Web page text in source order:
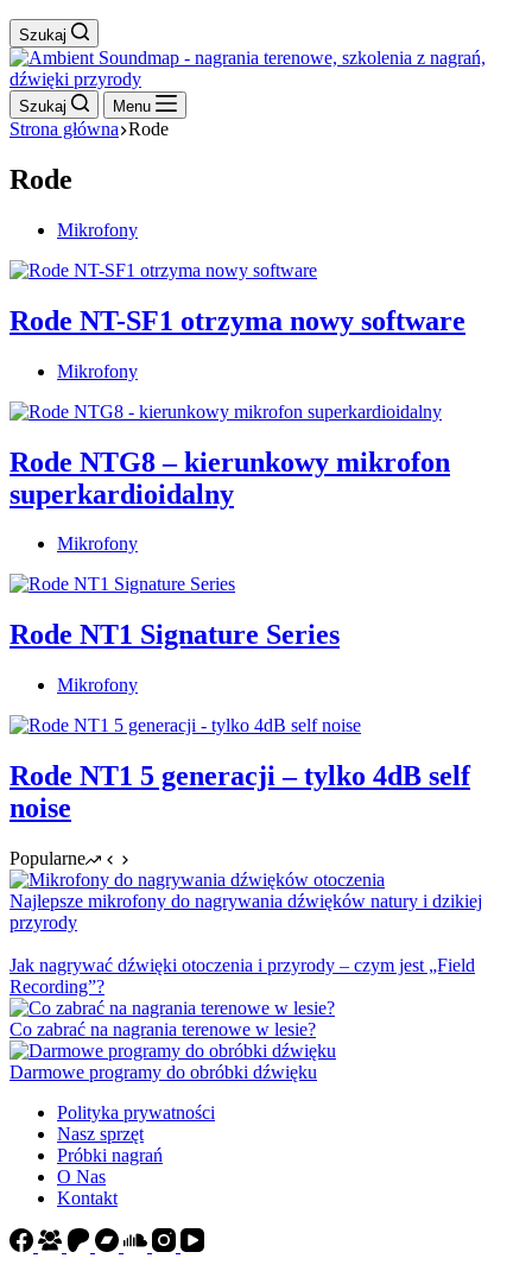
Szukaj
Szukaj Menu
Strona główna Rode
Rode
Mikrofony
Rode NT-SF1 otrzyma nowy software
Mikrofony
Rode NTG8 – kierunkowy mikrofon
superkardioidalny
Mikrofony
Rode NT1 Signature Series
Mikrofony
Rode NT1 5 generacji – tylko 4dB self
noise
Popularne
Najlepsze mikrofony do nagrywania dźwięków natury i dzikiej
przyrody
Jak nagrywać dźwięki otoczenia i przyrody – czym jest „Field
Recording”?
Co zabrać na nagrania terenowe w lesie?
Darmowe programy do obróbki dźwięku
Polityka prywatności
Nasz sprzęt
Próbki nagrań
O Nas
Kontakt